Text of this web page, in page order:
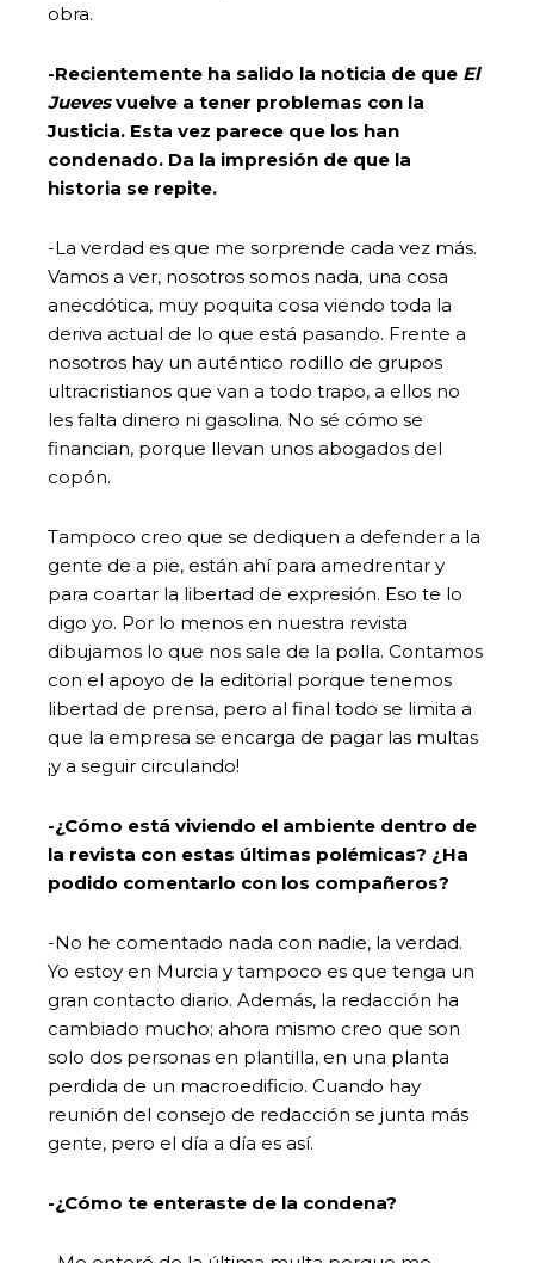
obra.
-Recientemente ha salido la noticia de que El
Juevesvuelve a tener problemas con la
Justicia. Esta vez parece que los han
condenado. Da la impresión de que la
historia se repite.
-La verdad es que me sorprende cada vez más.
Vamos a ver, nosotros somos nada, una cosa
anecdótica, muy poquita cosa viendo toda la
deriva actual de lo que está pasando. Frente a
nosotros hay un auténtico rodillo de grupos
ultracristianos que van a todo trapo, a ellos no
les falta dinero ni gasolina. No sé cómo se
financian, porque llevan unos abogados del
copón.
Tampoco creo que se dediquen a defender a la
gente de a pie, están ahí para amedrentar y
para coartar la libertad de expresión. Eso te lo
digo yo. Por lo menos en nuestra revista
dibujamos lo que nos sale de la polla. Contamos
con el apoyo de la editorial porque tenemos
libertad de prensa, pero al final todo se limita a
que la empresa se encarga de pagar las multas
¡y a seguir circulando!
-¿Cómo está viviendo el ambiente dentro de
la revista con estas últimas polémicas? ¿Ha
podido comentarlo con los compañeros?
-No he comentado nada con nadie, la verdad.
Yo estoy en Murcia y tampoco es que tenga un
gran contacto diario. Además, la redacción ha
cambiado mucho; ahora mismo creo que son
solo dos personas en plantilla, en una planta
perdida de un macroedificio. Cuando hay
reunión del consejo de redacción se junta más
gente, pero el día a día es así.
-¿Cómo te enteraste de la condena?